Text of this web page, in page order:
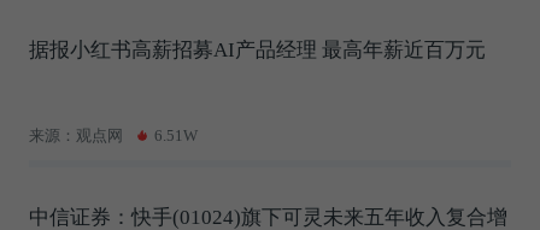
据报小红书高薪招募AI产品经理 最高年薪近百万元
来源：观点网 6.51W
中信证券：快手(01024)旗下可灵未来五年收入复合增